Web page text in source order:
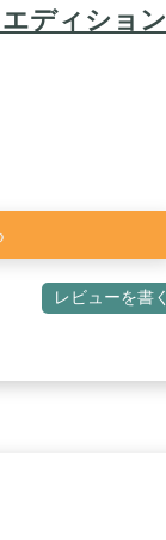
ディション
レビューを書